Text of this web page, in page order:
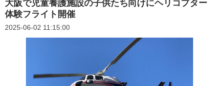
大阪で児童養護施設の子供たち向けにヘリコプター
体験フライト開催
2025-06-02 11:15:00